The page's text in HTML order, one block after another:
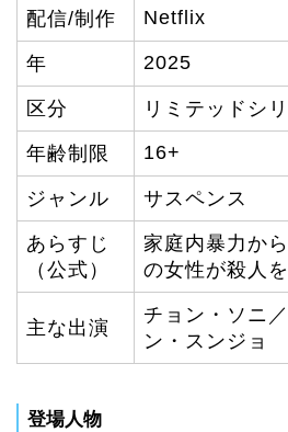
配信/制作 Netflix
年 2025
区分 リミテッドシ
年齢制限 16+
ジャンル サスペンス
あらすじ
（公式）
家庭内暴力か
の女性が殺人
主な出演
チョン・ソニ
ン・スンジョ
登場人物